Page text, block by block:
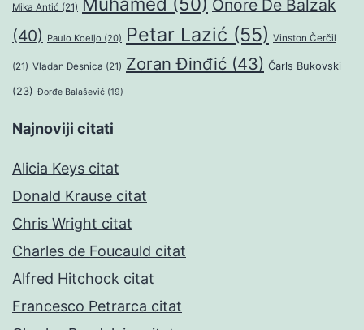
Mika Antić (21)
Onore De Balzak
(40) Paulo Koeljo (20) Petar Lazić (55) Vinston Čerčil
(21) Vladan Desnica (21) Zoran Đinđić (43) Čarls Bukovski
(23) Đorđe Balašević (19)
Najnoviji citati
Alicia Keys citat
Donald Krause citat
Chris Wright citat
Charles de Foucauld citat
Alfred Hitchock citat
Francesco Petrarca citat